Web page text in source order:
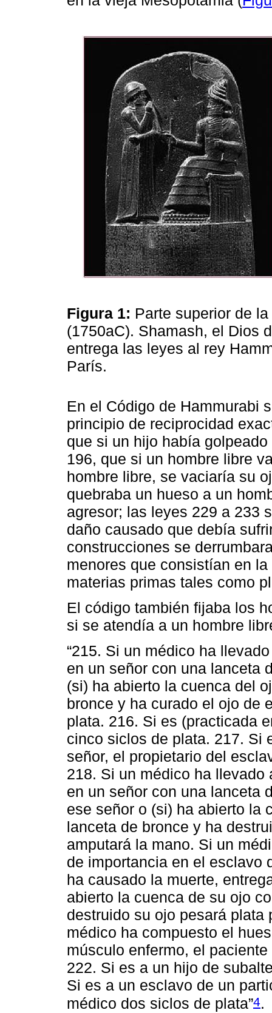
Figura 1: Parte superior de
(1750aC). Shamash, el Dios
entrega las leyes al rey
París.
En el Código de Hammurabi
principio de reciprocidad
que si un hijo había
196, que si un hombre libre
hombre libre, se vaciaría su
quebraba un hueso a un
agresor; las leyes 229 a 233
daño causado que debía
construcciones se
menores que consistían en
materias primas tales como
El código también fijaba los
si se atendía a un hombre
“215. Si un médico ha
en un señor con una lanceta
(si) ha abierto la cuenca del
bronce y ha curado el ojo de
plata. 216. Si es (practicada
cinco siclos de plata. 217. Si
señor, el propietario del
218. Si un médico ha
en un señor con una lanceta
ese señor o (si) ha abierto la
lanceta de bronce y ha
amputará la mano. Si un
de importancia en el esclavo
ha causado la muerte,
abierto la cuenca de su ojo
destruido su ojo pesará
médico ha compuesto el
músculo enfermo, el
222. Si es a un hijo de
Si es a un esclavo de un
médico dos siclos de plata”4.